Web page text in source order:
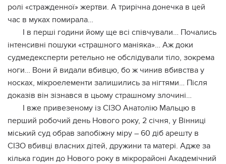
ролі «стражденної» жертви. А трирічна донечка в цей
час в муках помирала…
І в перші години йому ще всі співчували… Почались
інтенсивні пошуки «страшного маніяка»… Аж доки
судмедексперти ретельно не обслідували тіло, зокрема
ноги… Вони й видали вбивцю, бо ж чинив вбивства у
носках, мікроелементи залишились за нігтями… Після
доказів він зізнався в цьому страшному злочині…
І вже привезеному із СІЗО Анатолію Мальцю в
перший робочий день Нового року, 2 січня, у Вінниці
міський суд обрав запобіжну міру – 60 діб арешту в
СІЗО вбивці власних дітей, дружини та матері. Адже за
кілька годин до Нового року в мікрорайоні Академічний